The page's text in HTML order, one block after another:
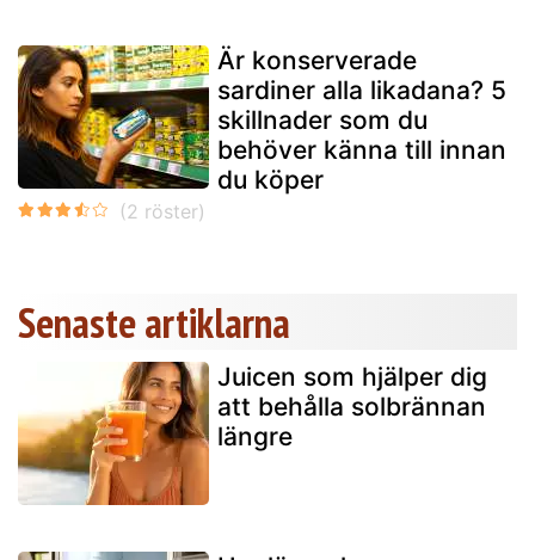
Är konserverade
sardiner alla likadana? 5
skillnader som du
behöver känna till innan
du köper
Senaste artiklarna
Juicen som hjälper dig
att behålla solbrännan
längre